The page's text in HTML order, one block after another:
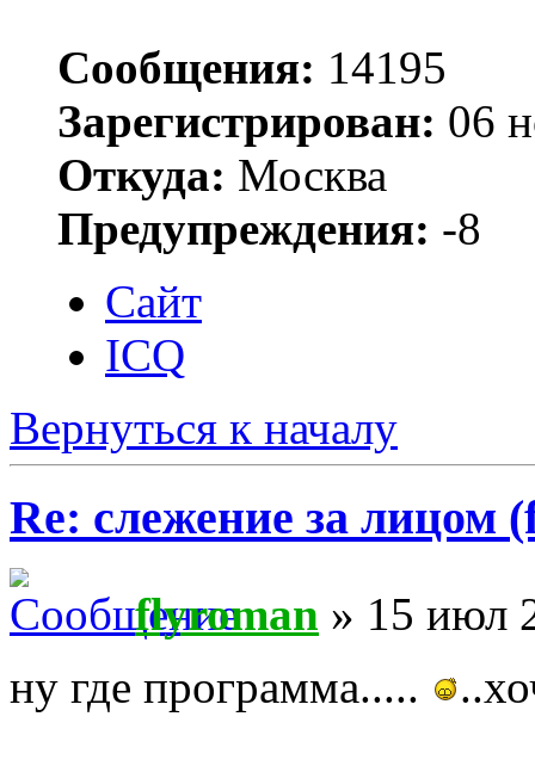
Сообщения: 14195
Зарегистрирован: 06
Откуда: Москва
Предупреждения: -8
Сайт
ICQ
Вернуться к началу
Re: слежение за лицом
flyroman » 15 июл
ну где программа.....